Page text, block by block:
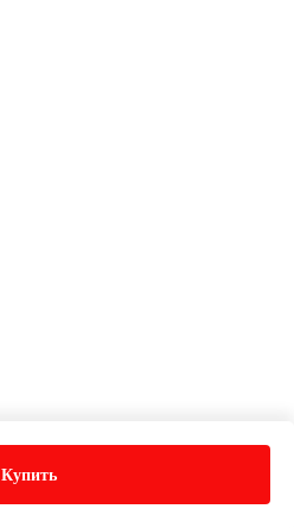
Купить